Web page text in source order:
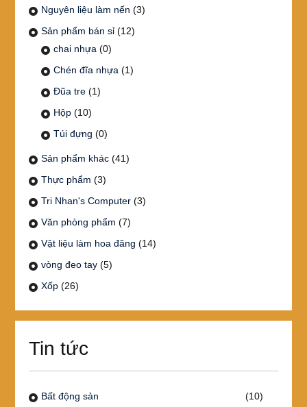
Nguyên liệu làm nến (3)
Sản phẩm bán sỉ (12)
chai nhựa (0)
Chén đĩa nhựa (1)
Đũa tre (1)
Hộp (10)
Túi đựng (0)
Sản phẩm khác (41)
Thực phẩm (3)
Tri Nhan's Computer (3)
Văn phòng phẩm (7)
Vật liệu làm hoa đăng (14)
vòng đeo tay (5)
Xốp (26)
Tin tức
Bất động sản
(10)